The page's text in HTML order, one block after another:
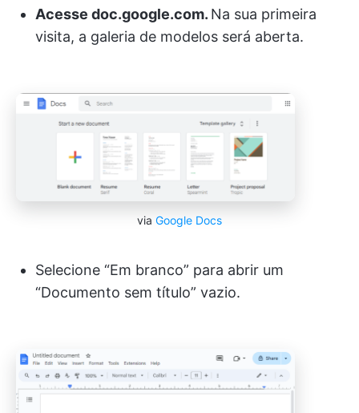
Acesse doc.google.com. Na sua primeira
visita, a galeria de modelos será aberta.
via Google Docs
Selecione “Em branco” para abrir um
“Documento sem título” vazio.